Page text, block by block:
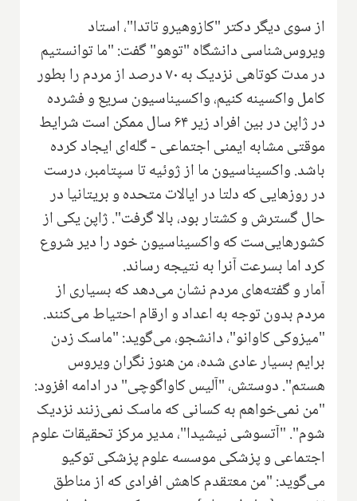
از سوی دیگر دکتر "کازوهیرو تاتدا"، استاد
ویروس‌شناسی دانشگاه "توهو" گفت: "ما توانستیم
در مدت کوتاهی نزدیک به ۷۰ درصد از مردم را بطور
کامل واکسینه کنیم، واکسیناسیون سریع و فشرده
در ژاپن در بین افراد زیر ۶۴ سال ممکن است شرایط
موقتی مشابه ایمنی اجتماعی - گله‌ای ایجاد کرده
باشد. واکسیناسیون ما از ژوئیه تا سپتامبر، درست
در روزهایی که دلتا در ایالات متحده و بریتانیا در
حال گسترش و کشتار بود، بالا گرفت". ژاپن یکی از
کشورهایی‌ست که واکسیناسیون خود را دیر شروع
کرد اما بسرعت آنرا به نتیجه رساند.
آمار و گفته‌های مردم نشان می‌دهد که بسیاری از
مردم بدون توجه به اعداد و ارقام احتیاط می‌کنند.
"میزوکی کاوانو"، دانشجو، می‌گوید: "ماسک زدن
برایم بسیار عادی شده، من هنوز نگران ویروس
هستم". دوستش، "آلیس کاواگوچی" در ادامه افزود:
"من نمی‌خواهم به کسانی که ماسک نمی‌زنند نزدیک
شوم". "آتسوشی نیشیدا"، مدیر مرکز تحقیقات علوم
اجتماعی و پزشکی موسسه علوم پزشکی توکیو
می‌گوید: "من معتقدم کاهش افرادی که از مناطق